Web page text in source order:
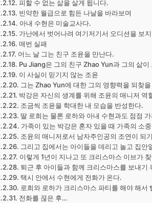
피할 수 없는 삶을 살게 됩니다.
빈약한 월급으로 힘든 나날을 바라보며
아내 수현은 미술교사다.
가난에서 벗어나려 여기저기서 오디션을 보
매번 실패
어느 날 그는 친구 조윤을 만난다.
Pu Jiang은 그의 친구 Zhao Yun과 그의 삶
이 사실이 믿기지 않는 조윤
그는 Zhao Yun에 대한 그의 영향력을 되찾
박강은 자신의 생계를 위해 조윤의 매니저 역
조금씩 조윤을 학대한 내 모습을 반성한다.
딸 로희는 물론 로하와 아내 수현과도 점점
가족이 있는 박강은 혼자 있을 때 가족의 소
조윤의 매니저로서 남자주인공의 조연이 되
그리고 집에서는 아이들을 데리고 놀고 집안
이렇게 1년이 지나고 또 크리스마스 이브가
퇴근 후 아이들과 함께 크리스마스를 보내기
택시 안에서 수현에게 전화가 온다.
로희와 로하가 크리스마스 파티를 해야 해서
전화를 끊은 후…